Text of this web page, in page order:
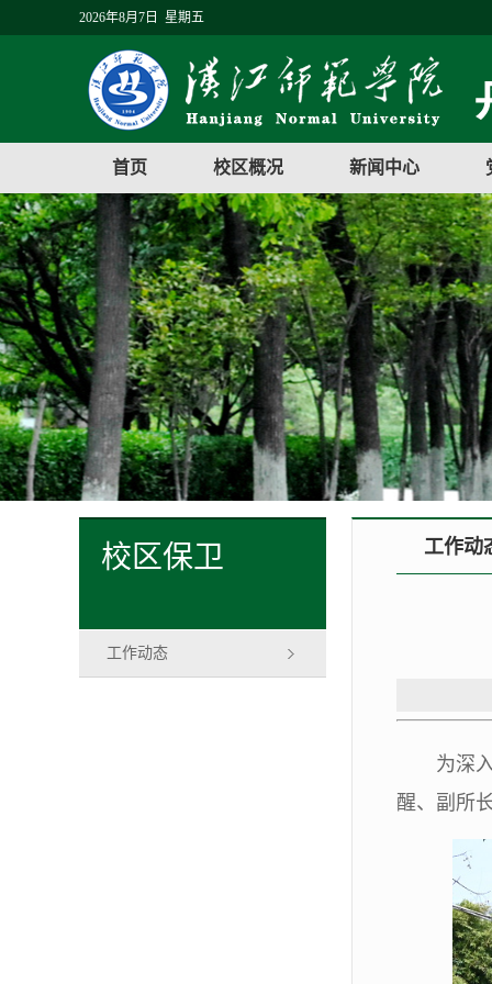
2026年8月7日 星期五
首页 校区概况 新闻中心
校区保卫
工作动态
工作动
为深
醒、副所